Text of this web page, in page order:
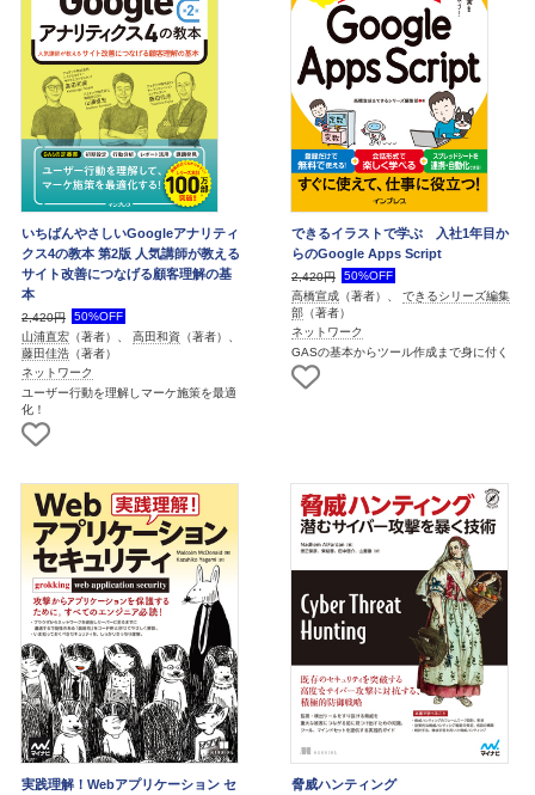
いちばんやさしいGoogleアナリティ
クス4の教本 第2版 人気講師が教える
サイト改善につなげる顧客理解の基
本
2,420円
50%OFF
山浦直宏 （著者）、 高田和資 （著者）、
藤田佳浩 （著者）
ネットワーク
ユーザー行動を理解しマーケ施策を最適
化！
できるイラストで学ぶ 入社1年目か
らのGoogle Apps Script
2,420円
50%OFF
高橋宣成 （著者）、 できるシリーズ編集
部 （著者）
ネットワーク
GASの基本からツール作成まで身に付く
実践理解！Webアプリケーション セ
脅威ハンティング